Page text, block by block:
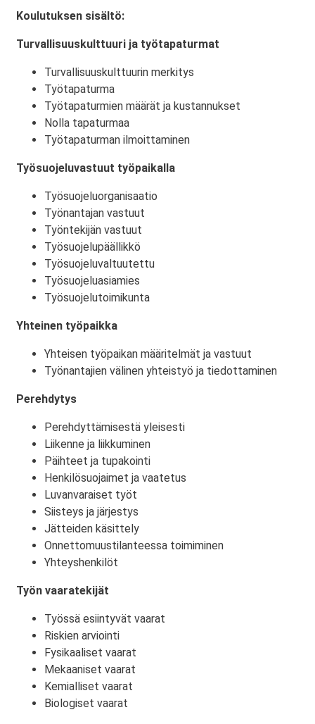
Koulutuksen sisältö:
Turvallisuuskulttuuri ja työtapaturmat
Turvallisuuskulttuurin merkitys
Työtapaturma
Työtapaturmien määrät ja kustannukset
Nolla tapaturmaa
Työtapaturman ilmoittaminen
Työsuojeluvastuut työpaikalla
Työsuojeluorganisaatio
Työnantajan vastuut
Työntekijän vastuut
Työsuojelupäällikkö
Työsuojeluvaltuutettu
Työsuojeluasiamies
Työsuojelutoimikunta
Yhteinen työpaikka
Yhteisen työpaikan määritelmät ja vastuut
Työnantajien välinen yhteistyö ja tiedottaminen
Perehdytys
Perehdyttämisestä yleisesti
Liikenne ja liikkuminen
Päihteet ja tupakointi
Henkilösuojaimet ja vaatetus
Luvanvaraiset työt
Siisteys ja järjestys
Jätteiden käsittely
Onnettomuustilanteessa toimiminen
Yhteyshenkilöt
Työn vaaratekijät
Työssä esiintyvät vaarat
Riskien arviointi
Fysikaaliset vaarat
Mekaaniset vaarat
Kemialliset vaarat
Biologiset vaarat